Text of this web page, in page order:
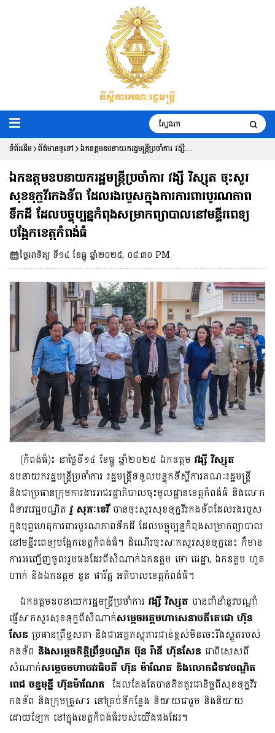
ទំព័រដើម ព័ត៌មានទូទៅ ឯកឧត្តមឧបនាយករដ្ឋមន្រ្តីប្រចាំការ វង្សី
វិស្សុត ចុះសួរសុខទុក្ខវីរកងទ័ព ដែលរងរបួស
ក្នុងការការពារបូរណភាពទឹកដី ដែលបច្ចុប្បន្ន
កំពុងសម្រាកព្យាបាលនៅមន្ទីរពេទ្យបង្អែកខេត្ត
កំពង់ធំ
ឯកឧត្តមឧបនាយករដ្ឋមន្រ្តីប្រចាំការ វង្សី វិស្សុត ចុះសួរ
សុខទុក្ខវីរកងទ័ព ដែលរងរបួសក្នុងការការពារបូរណភាព
ទឹកដី ដែលបច្ចុប្បន្នកំពុងសម្រាកព្យាបាលនៅមន្ទីរពេទ្យ
បង្អែកខេត្តកំពង់ធំ
ថ្ងៃអាទិត្យ ទី១៤ ខែធ្នូ ឆ្នាំ២០២៥, ០៨:៣០ PM
(កំពង់ធំ)៖ នាថ្ងៃទី១៤ ខែធ្នូ ឆ្នាំ២០២៥ ឯកឧត្តម វង្សី វិស្សុត
ឧបនាយករដ្ឋមន្រ្តីប្រចាំការ រដ្ឋមន្រ្តីទទួលបន្ទុកទីស្តីការគណៈរដ្ឋមន្រ្តី
និងជាប្រធានក្រុមការងាររាជរដ្ឋាភិបាលចុះមូលដ្ឋានខេត្តកំពង់ធំ និងលោក
ជំទាវវេជ្ជបណ្ឌិតវូ សុភៈទេវីបានចុះសួរសុខទុក្ខវីរកងទ័ពដែលរងរបួស
ក្នុងបុព្វហេតុការពារបូរណភាពទឹកដី ដែលបច្ចុប្បន្នកំពុងសម្រាកព្យាបាល
នៅមន្ទីរពេទ្យបង្អែកខេត្តកំពង់ធំ។ ដំណើរចុះសាកសួរសុខទុក្ខនេះ ក៏មាន
ការអញ្ជើញចូលរួមផងដែរពីសំណាក់ឯកឧត្តម ថោ ជេដ្ឋា, ឯកឧត្តម ហួត
ហាក់ និងឯកឧត្តម នួន ផារ័ត្ន អភិបាលខេត្តកំពង់ធំ។
ឯកឧត្តមឧបនាយករដ្ឋមន្ត្រីប្រចាំការ វង្សី វិស្សុត បានពាំនាំនូវបណ្តាំ
ផ្ញើសាកសួរសុខទុក្ខពីសំណាក់សម្តេចអគ្គ​មហាសេនាបតីតេជោ ហ៊ុន
សែន ប្រធានព្រឹទ្ធសភា និងជាអគ្គភស្តុភារជាន់ខ្ពស់មិនចេះរីងស្ងួតរបស់
កងទ័ព និងសម្តេចកិត្តិព្រឹទ្ធបណ្ឌិត ប៊ុន រ៉ានី ហ៊ុនសែន ជាពិសេសពី
សំណាក់សម្តេចមហាបវរធិបតី ហ៊ុន ម៉ាណែត និងលោកជំទាវបណ្ឌិត
ពេជ ចន្ទមុន្នី ហ៊ុនម៉ាណែត ដែលតែងតែបានគិតគូរជានិច្ចពីសុខទុក្ខវីរ
កងទ័ព និងក្រុមគ្រួសារ នៅគ្រប់ទីកន្លែង និយាយជារួម និងនិយាយ
ដោយឡែក នៅក្នុងខេត្តកំពង់ធំរបស់យើងផងដែរ។